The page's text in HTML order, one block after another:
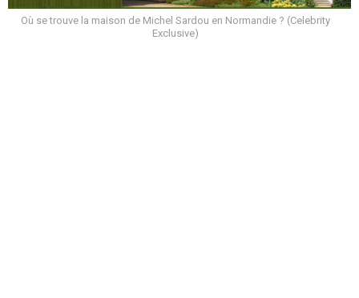
Où se trouve la maison de Michel Sardou en Normandie ? (Celebrity
Exclusive)